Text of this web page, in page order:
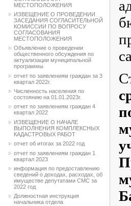
МЕСТОПОЛОЖЕНИЯ
ИЗВЕЩЕНИЕ О ПРОВЕДЕНИИ
ЗАСЕДАНИЯ СОГЛАСИТЕЛЬНОЙ
КОМИССИИ ПО ВОПРОСУ
СОГЛАСОВАНИЯ
МЕСТОПОЛОЖЕНИЯ
Объявление о проведении
общественного обсуждения по
актуализации муниципальной
программы
отчет по заявлениям граждан за 3
квартал 2022г.
Численность населения по
состоянию на 01.01.2023г.
отчет по заявлениям граждан 4
квартал 2022
ИЗВЕЩЕНИЕ О НАЧАЛЕ
ВЫПОЛНЕНИЯ КОМПЛЕКСНЫХ
КАДАСТРОВЫХ РАБОТ
отчет об итогах за 2022 год
отчет по заявлениям граждан 1
квартал 2023
информация по предоставлению
сведений о доходах, расходах, об
имуществе депутатами СМС за
2022 год
Должностная инструкция
начальника отдела